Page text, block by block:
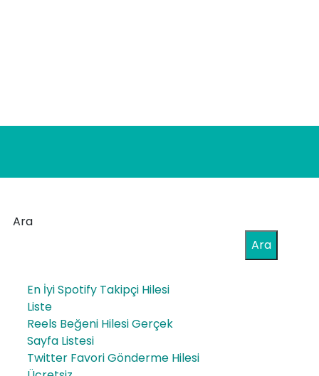
Ara
Ara
En İyi Spotify Takipçi Hilesi
Liste
Reels Beğeni Hilesi Gerçek
Sayfa Listesi
Twitter Favori Gönderme Hilesi